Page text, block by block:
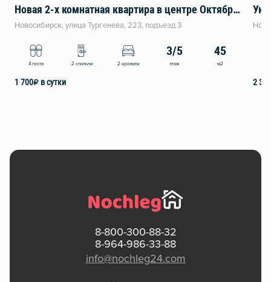
Новая 2-х комнатная квартира в центре Октябрьского района
Новосибирск, улица Тургенева, 223, подъезд 3
4 гостя 2 спальни 2 кровати
3/5
этаж
45
м2
1 700₽ в сутки 2 350
8-800-300-88-32
8-964-986-33-88
info@nochleg24.com